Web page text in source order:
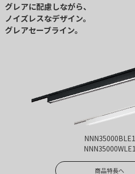
グレアに配慮しながら、
ノイズレスなデザイン。
グレアセーブライン。
NNN35000BLE1
NNN35000WLE1
商品特長へ